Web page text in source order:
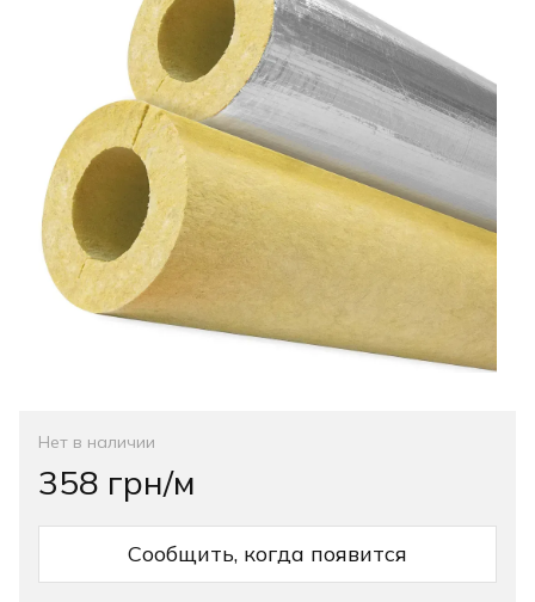
Нет в наличии
358 грн/м
Сообщить, когда появится